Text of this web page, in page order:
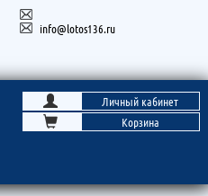
info@lotos136.ru
Личный кабинет
Корзина